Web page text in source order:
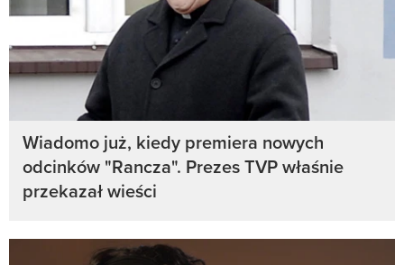
Wiadomo już, kiedy premiera nowych
odcinków "Rancza". Prezes TVP właśnie
przekazał wieści